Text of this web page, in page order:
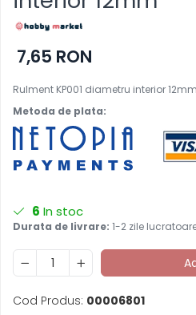
7,65 RON
Rulment KP001 diametru interior 12mm
Metoda de plata:
6 In stoc
Durata de livrare: 1-2 zile
Cod Produs: 00006801